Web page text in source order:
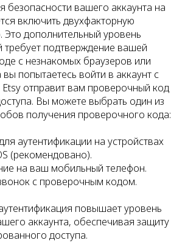
безопасности вашего аккаунта на
включить двухфакторную
Это дополнительный уровень
требует подтверждение вашей
с незнакомых браузеров или
вы попытаетесь войти в аккаунт с
Etsy отправит вам проверочный код
Вы можете выбрать один из
получения проверочного кода:
аутентификации на устройствах
(рекомендовано).
на ваш мобильный телефон.
с проверочным кодом.
повышает уровень
аккаунта, обеспечивая защиту
доступа.